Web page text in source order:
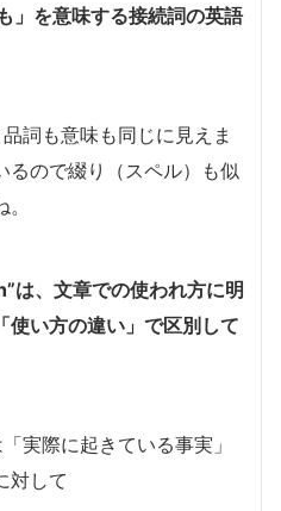
」を意味する接続詞の英語
詞も意味も同じに見えま
るので綴り（スペル）も似
は、文章での使われ方に明
使い方の違い」で区別して
実際に起きている事実」
対して